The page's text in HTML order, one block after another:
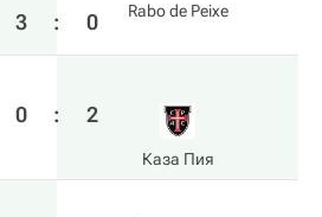
3 : 0 Rabo de Peixe
0 : 2
Каза Пия